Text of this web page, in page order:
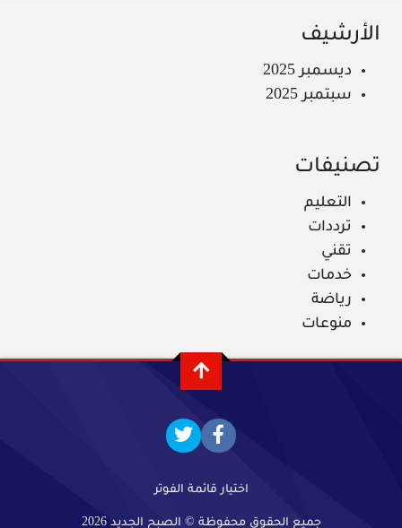
الأرشيف
ديسمبر 2025
سبتمبر 2025
تصنيفات
التعليم
ترددات
تقني
خدمات
رياضة
منوعات
اختيار قائمة الفوتر
جميع الحقوق محفوظة © الصبح الجديد 2026